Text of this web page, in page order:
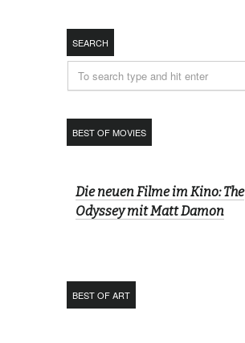
SEARCH
BEST OF MOVIES
Die neuen Filme im Kino: The
Odyssey mit Matt Damon
BEST OF ART